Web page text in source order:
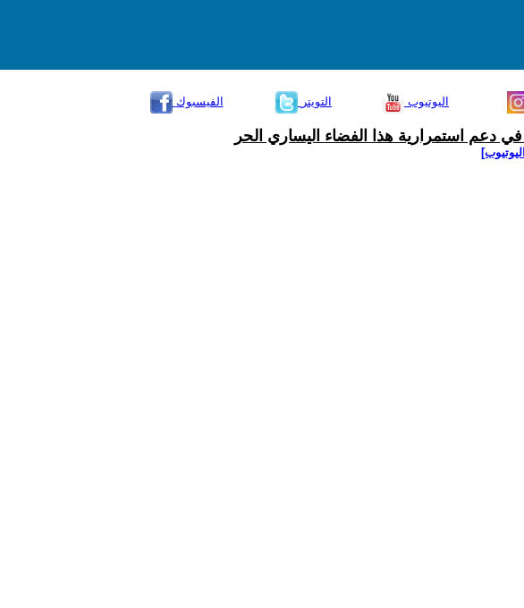
الفيسبوك
التويتر اليوتيوب
في دعم استمرارية هذا الفضاء اليساري الحر